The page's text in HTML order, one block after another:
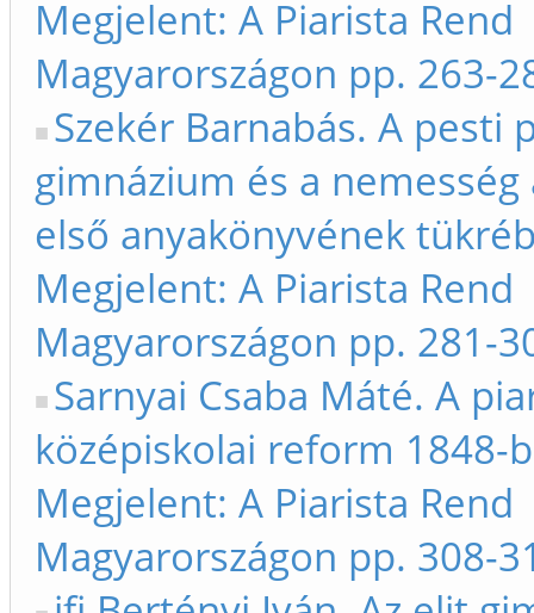
Megjelent: A Piarista Rend
Magyarországon pp. 263-
Szekér Barnabás. A pesti
gimnázium és a nemesség
első anyakönyvének
Megjelent: A Piarista Rend
Magyarországon pp. 281-
Sarnyai Csaba Máté. A
középiskolai reform 1848-
Megjelent: A Piarista Rend
Magyarországon pp. 308-